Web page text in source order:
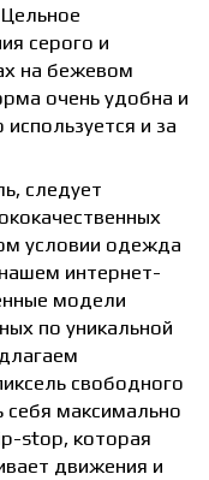
серого и
на бежевом
очень удобна и
и за
следует
условии одежда
интернет-
модели
по уникальной
свободного
себя максимально
stop, которая
движения и